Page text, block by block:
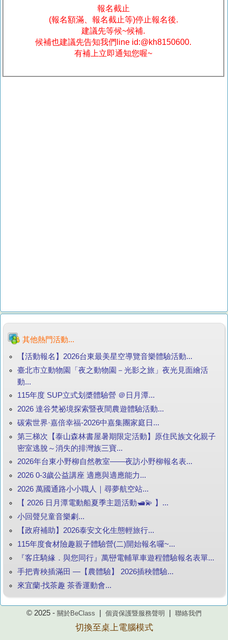
報名截止
(報名額滿、報名截止等)停止報名後.
建議先等候~候補.
候補也建議先告知我們line id:@kh8150600.
有補上立即通知您喔~
其他熱門活動...
【活動報名】2026台東最美星空導覽音樂體驗活動...
臺北市立動物園「夜之動物園－光影之旅」夜光見面繪活
動...
115年度 SUP立式划槳體驗營 ＠日月潭...
2026 達谷梵祕境探索暨夜間農遊體驗活動...
碳索世界·嘉倍幸福-2026中嘉集團家庭日...
第三梯次【泰山森林書屋暑期限定活動】原住民族文化親子
密室逃脫～消失的排灣族三寶...
2026年台東小野柳自然教室——夜訪小野柳報名表...
2026 0-3歲公益講座 適應與適應能力...
2026 萬國通路小小職人｜尋夢航空站...
【 2026 日月潭電動船夏季主題活動🛥️💫 】...
小回聲兒童音樂劇...
【政府補助】2026泰安文化生態輕旅行...
115年度食材險趣親子體驗營(二)開始報名囉~...
『客庄騎緣．與您同行』萬巒電輔單車遊程體驗報名表單...
手把青秧插滿田 —【農體驗】 2026插秧體驗...
來宜蘭‧找茶趣 茶香運動會...
© 2025 - 關於BeClass 個資保護暨服務聲明 聯絡我們
切換至桌上電腦模式